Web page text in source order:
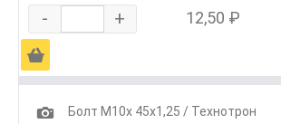
- + 12,50 ₽
Ä
1
Болт М10х 45х1,25 / Технотрон